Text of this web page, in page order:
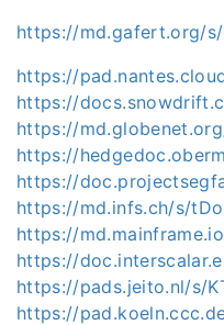
https://md.gafert.org/
https://
https://
https://
https://
https://
https://md.infs.ch/s/
https://
https://
https://pads.jeito.nl/s/
https://